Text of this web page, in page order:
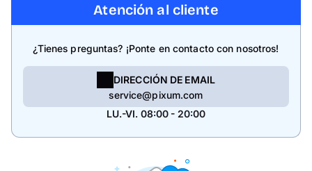
Atención al cliente
¿Tienes preguntas? ¡Ponte en contacto con nosotros!
DIRECCIÓN DE EMAIL
service@pixum.com
LU.-VI. 08:00 - 20:00